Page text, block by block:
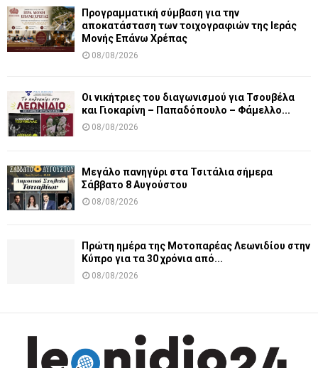
Προγραμματική σύμβαση για την
αποκατάσταση των τοιχογραφιών της Ιεράς
Μονής Επάνω Χρέπας
08/08/2026
Οι νικήτριες του διαγωνισμού για Τσουβέλα
και Γιοκαρίνη – Παπαδόπουλο – Φάμελλο...
08/08/2026
Μεγάλο πανηγύρι στα Τσιτάλια σήμερα
Σάββατο 8 Αυγούστου
08/08/2026
Πρώτη ημέρα της Μοτοπαρέας Λεωνιδίου στην
Κύπρο για τα 30 χρόνια από...
08/08/2026